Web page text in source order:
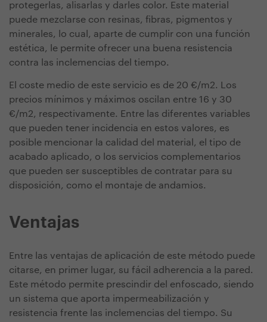
protegerlas, alisarlas y darles color. Este material
puede mezclarse con resinas, fibras, pigmentos y
minerales, lo cual, aparte de cumplir con una función
estética, le permite ofrecer una buena resistencia
contra las inclemencias del tiempo.
El coste medio de este servicio es de 20 €/m2. Los
precios mínimos y máximos oscilan entre 16 y 30
€/m2, respectivamente. Entre las diferentes variables
que pueden tener incidencia en estos valores, es
posible mencionar la calidad del material, el tipo de
acabado aplicado, o los servicios complementarios
que pueden ser susceptibles de contratar para su
disposición, como el montaje de andamios.
Ventajas
Entre las ventajas de aplicación de este método puede
citarse, en primer lugar, su fácil adherencia a la pared.
Este método permite prescindir del enfoscado, siendo
un sistema que aporta impermeabilización y
resistencia frente las inclemencias del tiempo. Su